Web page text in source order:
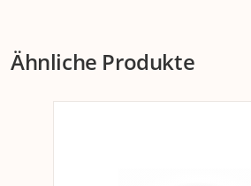
Umpack 6 Packungen
Ähnliche Produkte